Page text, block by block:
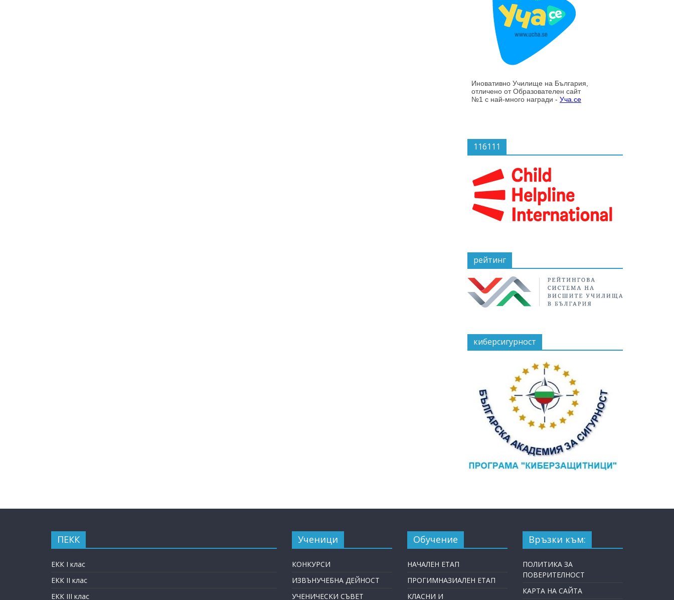
116111
рейтинг
киберсигурност
ПЕКК
ЕКК I клас
ЕКК II клас
ЕКК III клас
Ученици
КОНКУРСИ
ИЗВЪНУЧЕБНА ДЕЙНОСТ
УЧЕНИЧЕСКИ СЪВЕТ
Обучение
НАЧАЛЕН ЕТАП
ПРОГИМНАЗИАЛЕН ЕТАП
КЛАСНИ И
Връзки към:
ПОЛИТИКА ЗА
ПОВЕРИТЕЛНОСТ
КАРТА НА САЙТА